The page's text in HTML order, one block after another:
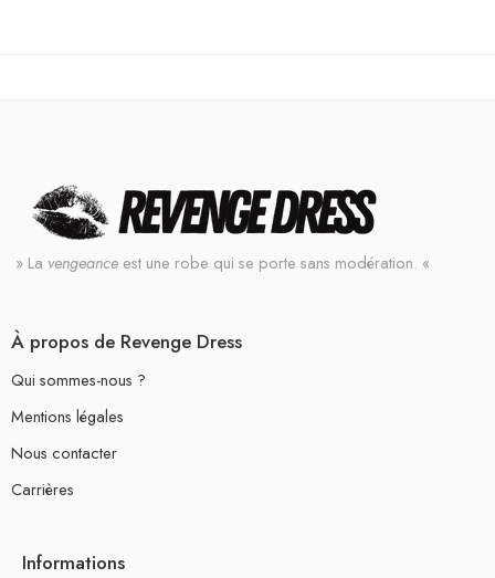
» La vengeance est une robe qui se porte sans modération. «
À propos de Revenge Dress
Qui sommes-nous ?
Mentions légales
Nous contacter
Carrières
Informations